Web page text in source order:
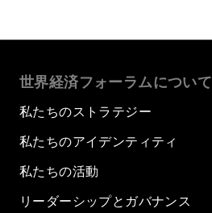
世界経済フォーラムについて
私たちのストラテジー
私たちのアイデンティティ
私たちの活動
リーダーシップとガバナンス